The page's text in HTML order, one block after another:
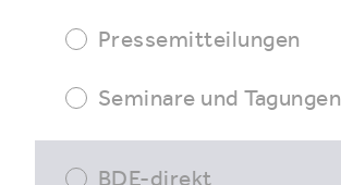
Pressemitteilungen
Seminare und Tagungen
BDE-direkt